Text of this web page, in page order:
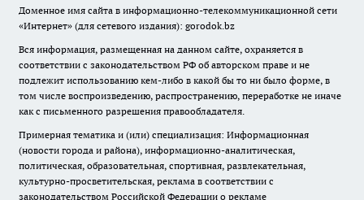
Доменное имя сайта в информационно-телекоммуникационной сети
«Интернет» (для сетевого издания): gorodok.bz
Вся информация, размещенная на данном сайте, охраняется в
соответствии с законодательством РФ об авторском праве и не
подлежит использованию кем-либо в какой бы то ни было форме, в
том числе воспроизведению, распространению, переработке не иначе
как с письменного разрешения правообладателя.
Примерная тематика и (или) специализация: Информационная
(новости города и района), информационно-аналитическая,
политическая, образовательная, спортивная, развлекательная,
культурно-просветительская, реклама в соответствии с
законодательством Российской Федерации о рекламе